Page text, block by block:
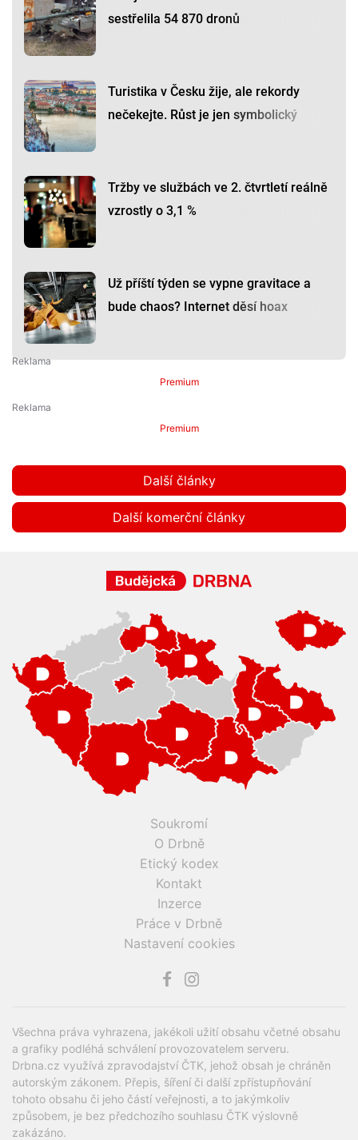
sestřelila 54 870 dronů
Turistika v Česku žije, ale rekordy
nečekejte. Růst je jen symbolický
Tržby ve službách ve 2. čtvrtletí reálně
vzrostly o 3,1 %
Už příští týden se vypne gravitace a
bude chaos? Internet děsí hoax
Premium
Premium
Další články
Další komerční články
Soukromí
O Drbně
Etický kodex
Kontakt
Inzerce
Práce v Drbně
Nastavení cookies
Všechna práva vyhrazena, jakékoli užití obsahu včetné obsahu
a grafiky podléhá schválení provozovatelem serveru.
Drbna.cz využívá zpravodajství ČTK, jehož obsah je chráněn
autorským zákonem. Přepis, šíření či další zpřístupňování
tohoto obsahu či jeho částí veřejnosti, a to jakýmkoliv
způsobem, je bez předchozího souhlasu ČTK výslovně
zakázáno.